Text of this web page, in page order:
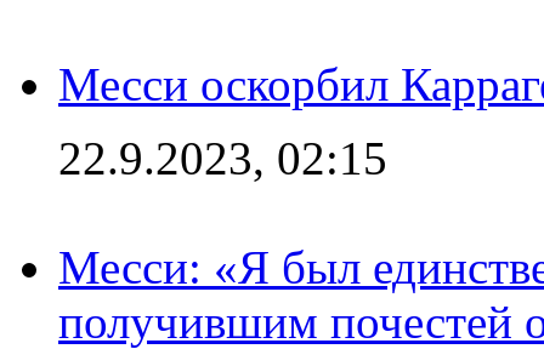
Месси оскорбил
22.9.2023, 02:15
Месси: «Я был
получившим почестей